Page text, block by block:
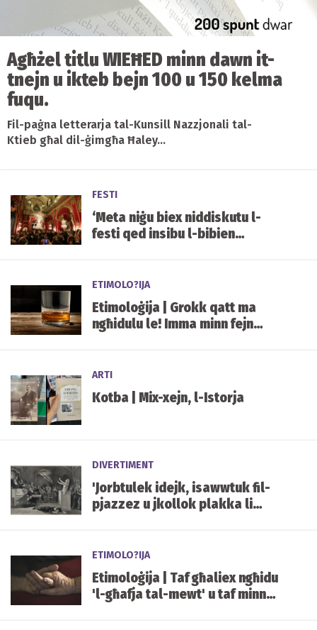
Agħżel titlu WIEĦED minn dawn it-
tnejn u ikteb bejn 100 u 150 kelma
fuqu.
Fil-paġna letterarja tal-Kunsill Nazzjonali tal-
Ktieb għal dil-ġimgħa Ħaley...
FESTI
‘Meta niġu biex niddiskutu l-
festi qed insibu l-bibien
ETIMOLO?IJA
Etimoloġija | Grokk qatt ma
ngħidulu le! Imma minn fejn
ARTI
Kotba | Mix-xejn, l-Istorja
DIVERTIMENT
'Jorbtulek idejk, isawwtuk fil-
pjazzez u jkollok plakka li
ETIMOLO?IJA
Etimoloġija | Taf għaliex ngħidu
'l-għafja tal-mewt' u taf minn